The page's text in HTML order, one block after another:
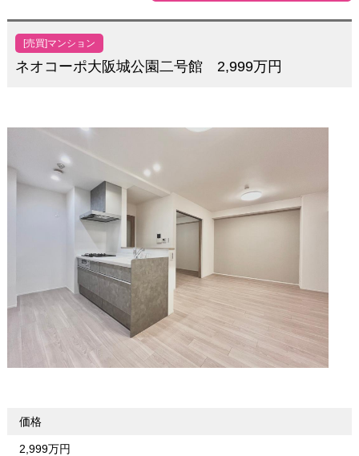
[売買]マンション
ネオコーポ大阪城公園二号館 2,999万円
価格
2,999万円